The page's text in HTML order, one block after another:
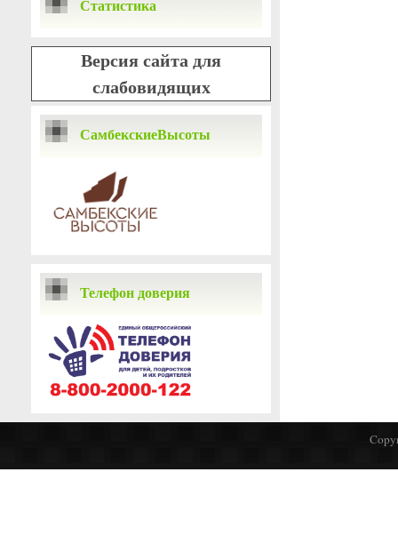
Статистика
Версия сайта для
слабовидящих
СамбекскиеВысоты
Телефон доверия